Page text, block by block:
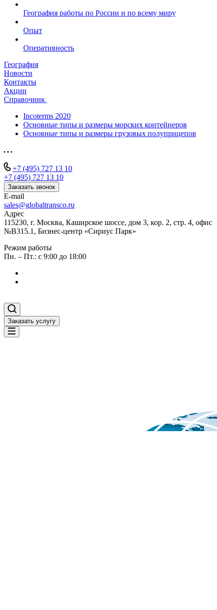
География работы по России и по всему миру
Опыт
Оперативность
География
Новости
Контакты
Акции
Справочник
Incoterms 2020
Основные типы и размеры морских контейнеров
Основные типы и размеры грузовых полуприцепов
+7 (495) 727 13 10
+7 (495) 727 13 10
Заказать звонок
E-mail
sales@globaltransco.ru
Адрес
115230, г. Москва, Каширское шоссе, дом 3, кор. 2, стр. 4, офис
№В315.1, Бизнес-центр «Сириус Парк»
Режим работы
Пн. – Пт.: с 9:00 до 18:00
Заказать услугу